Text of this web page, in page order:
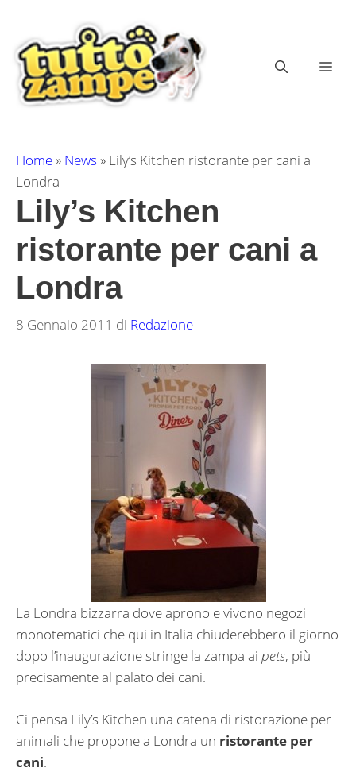
contenuto
Home» News » Lily’s Kitchen ristorante per cani a
Londra
Lily’s Kitchen
ristorante per cani a
Londra
8 Gennaio 2011 di Redazione
La Londra bizzarra dove aprono e vivono negozi
monotematici che qui in Italia chiuderebbero il giorno
dopo l’inaugurazione stringe la zampa ai pets, più
precisamente al palato dei cani.
Ci pensa Lily’s Kitchen una catena di ristorazione per
animali che propone a Londra un ristorante per
cani.